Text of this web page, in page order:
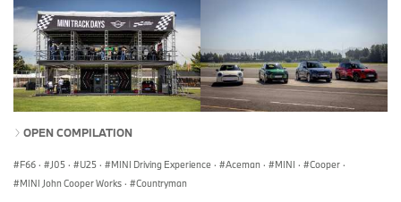
OPEN COMPILATION
F66 · J05 · U25 · MINI Driving Experience · Aceman · MINI · Cooper ·
MINI John Cooper Works · Countryman